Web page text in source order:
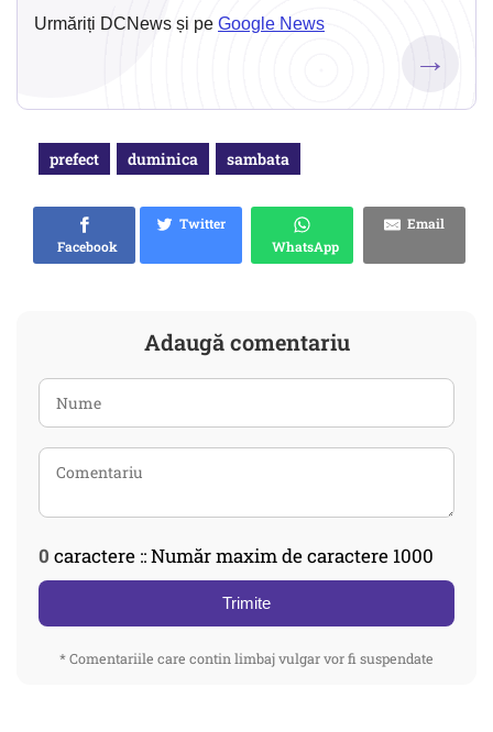
Urmăriți DCNews și pe Google News
→
prefect duminica sambata
Facebook
Twitter
WhatsApp
Email
Adaugă comentariu
0 caractere :: Număr maxim de caractere 1000
Trimite
* Comentariile care contin limbaj vulgar vor fi suspendate